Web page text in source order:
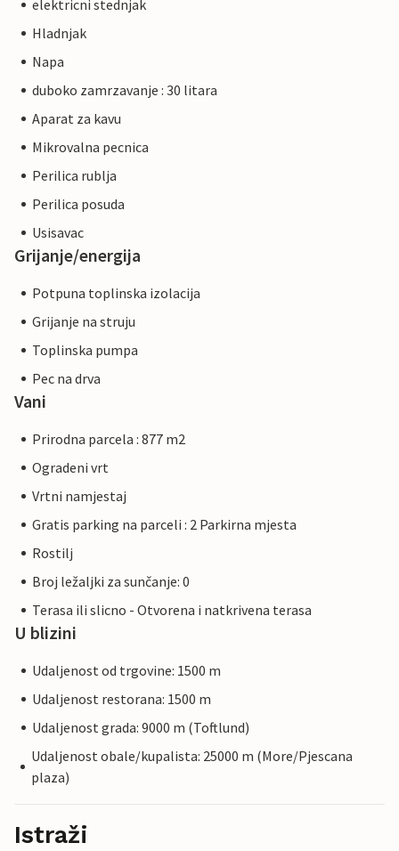
elektricni stednjak
Hladnjak
Napa
duboko zamrzavanje : 30 litara
Aparat za kavu
Mikrovalna pecnica
Perilica rublja
Perilica posuda
Usisavac
Grijanje/energija
Potpuna toplinska izolacija
Grijanje na struju
Toplinska pumpa
Pec na drva
Vani
Prirodna parcela : 877 m2
Ogradeni vrt
Vrtni namjestaj
Gratis parking na parceli : 2 Parkirna mjesta
Rostilj
Broj ležaljki za sunčanje: 0
Terasa ili slicno - Otvorena i natkrivena terasa
U blizini
Udaljenost od trgovine: 1500 m
Udaljenost restorana: 1500 m
Udaljenost grada: 9000 m (Toftlund)
Udaljenost obale/kupalista: 25000 m (More/Pjescana
plaza)
Istraži